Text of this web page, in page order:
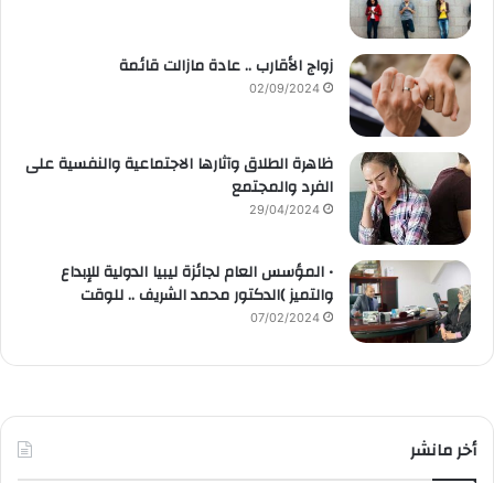
زواج الأقارب .. عادة مازالت قائمة
02/09/2024
ظاهرة الطلاق وآثارها الاجتماعية والنفسية على
الفرد والمجتمع
29/04/2024
• المؤسس العام لجائزة ليبيا الدولية للإبداع
والتميز )الدكتور محمد الشريف .. للوقت
07/02/2024
أخر مانشر